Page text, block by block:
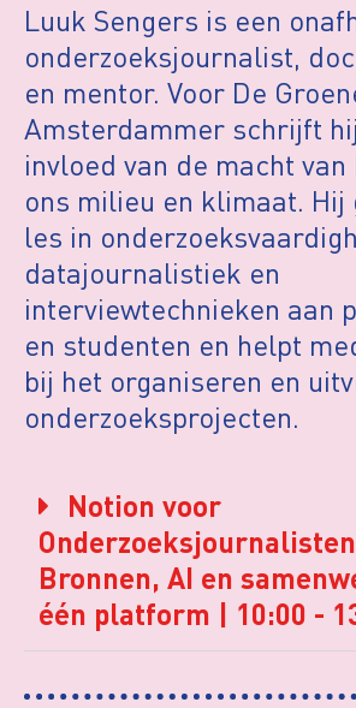
Luuk Sengers is een
onderzoeksjournalist,
en mentor. Voor De
Amsterdammer schrijft
invloed van de macht
ons milieu en klimaat. Hij
les in
datajournalistiek en
interviewtechnieken aan
en studenten en helpt
bij het organiseren en
onderzoeksprojecten.​​​​​​​​​​​​​​​​
Notion voor
Bronnen, AI en
één platform | 10:00 -